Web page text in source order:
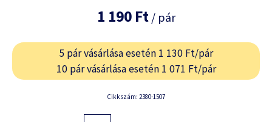
1 190 Ft/ pár
5 pár vásárlása esetén 1 130 Ft/pár
10 pár vásárlása esetén 1 071 Ft/pár
Cikkszám: 2380-1507